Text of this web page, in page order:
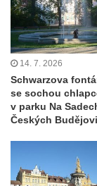
ve Mšeném-
Kašna před
parku ve
Jezírko s
Kašna na
Kašna na
Masaryka ve
14. 7. 2026
Schwarzova
se sochou
v parku Na
Českých